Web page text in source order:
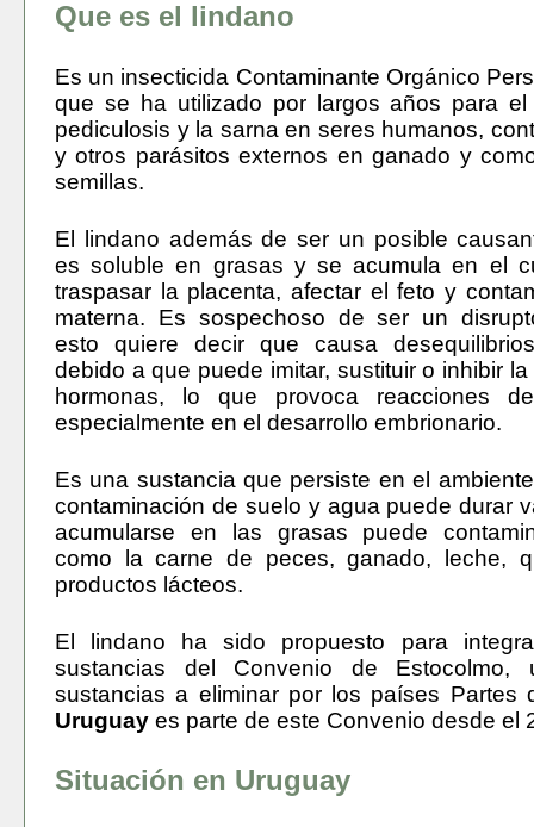
Que es el lindano
Es un insecticida Contaminante Orgánico
que se ha utilizado por largos años para
pediculosis y la sarna en seres humanos,
y otros parásitos externos en ganado y
semillas.
El lindano además de ser un posible
es soluble en grasas y se acumula en el
traspasar la placenta, afectar el feto y
materna. Es sospechoso de ser un
esto quiere decir que causa
debido a que puede imitar, sustituir o inhibir
hormonas, lo que provoca reacciones
especialmente en el desarrollo embrionario.
Es una sustancia que persiste en el
contaminación de suelo y agua puede durar
acumularse en las grasas puede
como la carne de peces, ganado, leche,
productos lácteos.
El lindano ha sido propuesto para
sustancias del Convenio de Estocolmo,
sustancias a eliminar por los países Partes
Uruguay es parte de este Convenio desde el
Situación en Uruguay